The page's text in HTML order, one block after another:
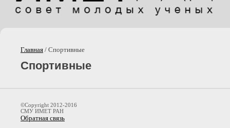
Главная / Спортивные
Спортивные
©Copyright 2012-2016
СМУ ИМЕТ РАН
Обратная связь